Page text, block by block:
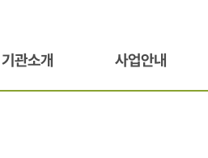
기관소개 사업안내